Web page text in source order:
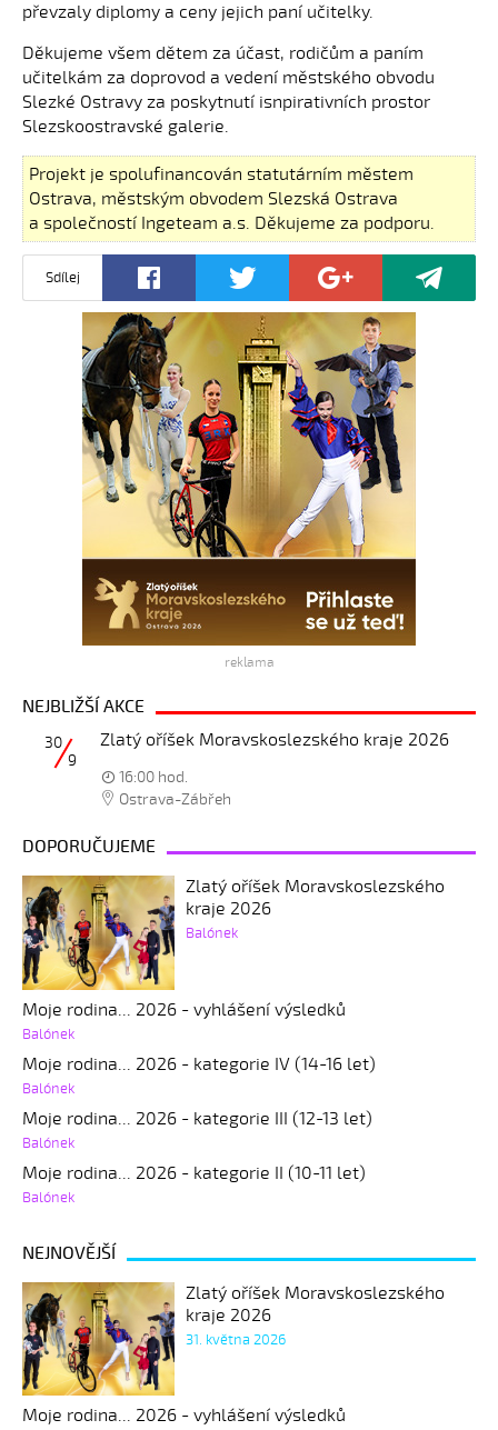
převzaly diplomy a ceny jejich paní učitelky.
Děkujeme všem dětem za účast, rodičům a paním
učitelkám za doprovod a vedení městského obvodu
Slezké Ostravy za poskytnutí isnpirativních prostor
Slezskoostravské galerie.
Projekt je spolufinancován statutárním městem
Ostrava, městským obvodem Slezská Ostrava
a společností Ingeteam a.s. Děkujeme za podporu.
Sdílej
reklama
NEJBLIŽŠÍ AKCE
Zlatý oříšek Moravskoslezského kraje 2026
30
9
16:00 hod.
Ostrava-Zábřeh
DOPORUČUJEME
Zlatý oříšek Moravskoslezského
kraje 2026
Balónek
Moje rodina... 2026 - vyhlášení výsledků
Balónek
Moje rodina... 2026 - kategorie IV (14-16 let)
Balónek
Moje rodina... 2026 - kategorie III (12-13 let)
Balónek
Moje rodina... 2026 - kategorie II (10-11 let)
Balónek
NEJNOVĚJŠÍ
Zlatý oříšek Moravskoslezského
kraje 2026
31. května 2026
Moje rodina... 2026 - vyhlášení výsledků